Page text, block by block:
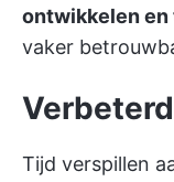
ontwikkelen
vaker
Tijd verspillen